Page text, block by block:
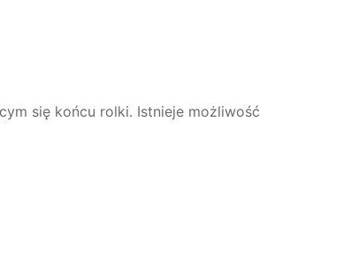
się końcu rolki. Istnieje możliwość